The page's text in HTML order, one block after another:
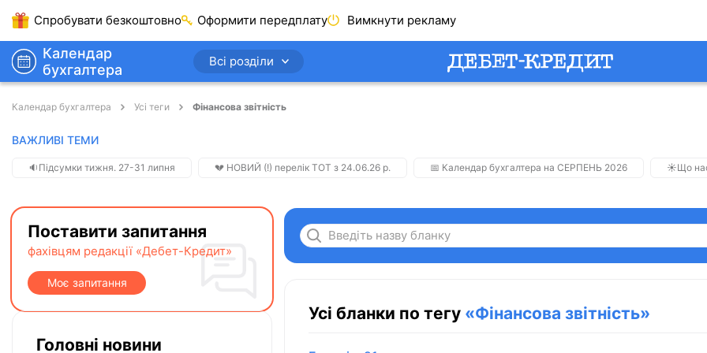
Спробувати безкоштовно Оформити передплату Вимкнути рекламу
Календар
бухгалтера
Всі розділи
Календар бухгалтера Усі теги Фінансова звітність
ВАЖЛИВІ ТЕМИ
🔉Підсумки тижня. 27-31 липня 💔 НОВИЙ (!) перелік ТОТ з 24.06.26 р. 📅 Календар бухгалтера на СЕРПЕНЬ 2026 ☀️Що
Усі бланки по тегу «Фінансова звітність»
Поставити запитання
фахівцям редакції «Дебет-Кредит»
Моє запитання
Головні новини